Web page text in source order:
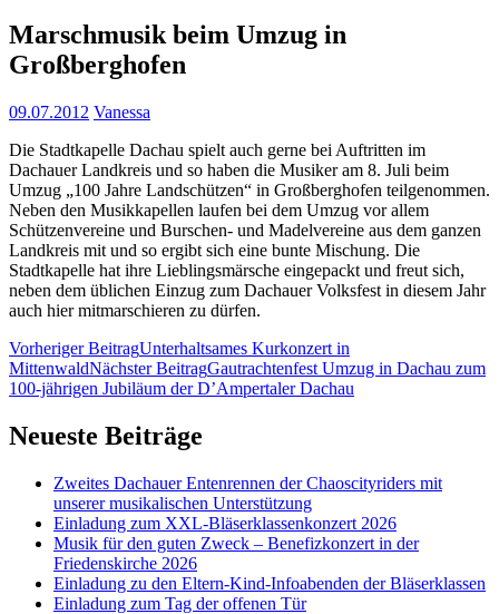
Marschmusik beim Umzug in
Großberghofen
09.07.2012 Vanessa
Die Stadtkapelle Dachau spielt auch gerne bei Auftritten im
Dachauer Landkreis und so haben die Musiker am 8. Juli beim
Umzug „100 Jahre Landschützen“ in Großberghofen teilgenommen.
Neben den Musikkapellen laufen bei dem Umzug vor allem
Schützenvereine und Burschen- und Madelvereine aus dem ganzen
Landkreis mit und so ergibt sich eine bunte Mischung. Die
Stadtkapelle hat ihre Lieblingsmärsche eingepackt und freut sich,
neben dem üblichen Einzug zum Dachauer Volksfest in diesem Jahr
auch hier mitmarschieren zu dürfen.
Beitragsnavigation
Vorheriger BeitragUnterhaltsames Kurkonzert in
MittenwaldNächster BeitragGautrachtenfest Umzug in Dachau zum
100-jährigen Jubiläum der D’Ampertaler Dachau
Neueste Beiträge
Zweites Dachauer Entenrennen der Chaoscityriders mit
unserer musikalischen Unterstützung
Einladung zum XXL-Bläserklassenkonzert 2026
Musik für den guten Zweck – Benefizkonzert in der
Friedenskirche 2026
Einladung zu den Eltern-Kind-Infoabenden der Bläserklassen
Einladung zum Tag der offenen Tür